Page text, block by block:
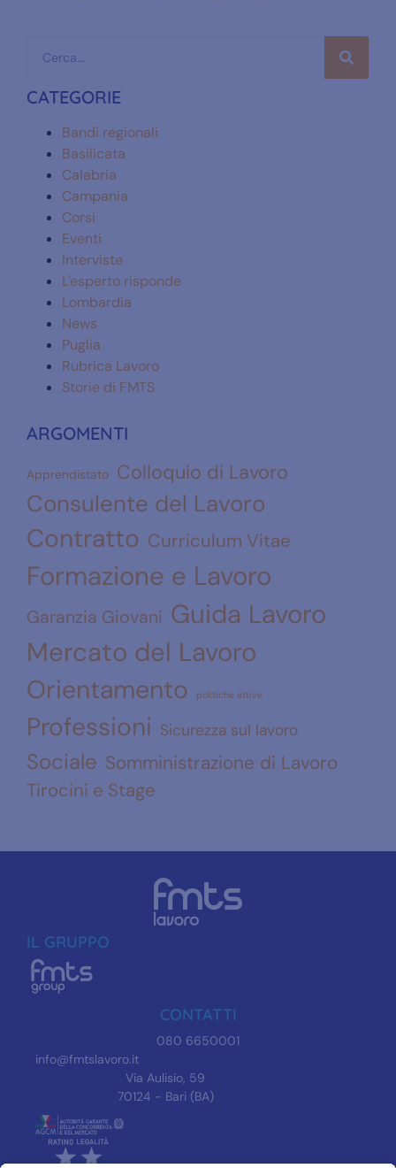
CATEGORIE
Bandi regionali
Basilicata
Calabria
Campania
Corsi
Eventi
Interviste
L'esperto risponde
Lombardia
News
Puglia
Rubrica Lavoro
Storie di FMTS
ARGOMENTI
Apprendistato Colloquio di Lavoro
Consulente del Lavoro
Contratto Curriculum Vitae
Formazione e Lavoro
Garanzia Giovani Guida Lavoro
Mercato del Lavoro
Orientamento politiche attive
Professioni Sicurezza sul lavoro
Sociale Somministrazione di Lavoro
Tirocini e Stage
IL GRUPPO
CONTATTI
080 6650001
info@fmtslavoro.it
Via Aulisio, 59
70124 - Bari (BA)